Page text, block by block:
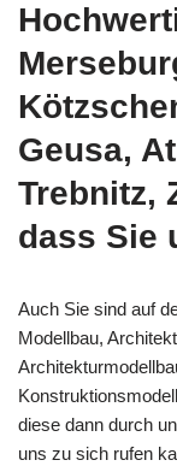
Geusa,
Trebnitz,
dass Sie
Auch Sie sind auf
Modellbau,
diese dann durch
uns zu sich rufen